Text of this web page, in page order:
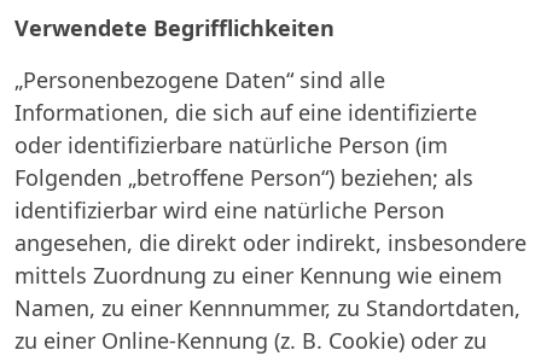
Verwendete Begrifflichkeiten
„Personenbezogene Daten“ sind alle
Informationen, die sich auf eine identifizierte
oder identifizierbare natürliche Person (im
Folgenden „betroffene Person“) beziehen; als
identifizierbar wird eine natürliche Person
angesehen, die direkt oder indirekt, insbesondere
mittels Zuordnung zu einer Kennung wie einem
Namen, zu einer Kennnummer, zu Standortdaten,
zu einer Online-Kennung (z. B. Cookie) oder zu